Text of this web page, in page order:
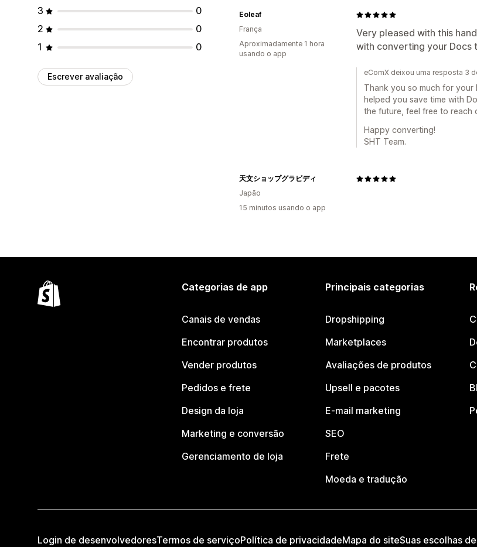
3
0
2
0
1
0
Escrever avaliação
Very pleased with this
with converting your Docs
Eoleaf
França
Aproximadamente 1 hora
usando o app
eComX deixou uma resposta 3
Thank you so much for your
helped you save time with
the future, feel free to reach
Happy converting!
SHT Team.
天文ショップグラビディ
Japão
15 minutos usando o app
Categorias de app
Canais de vendas
Encontrar produtos
Vender produtos
Pedidos e frete
Design da loja
Marketing e conversão
Gerenciamento de loja
Principais categorias
Dropshipping
Marketplaces
Avaliações de produtos
Upsell e pacotes
E-mail marketing
SEO
Frete
Moeda e tradução
Login de desenvolvedoresTermos de serviçoPolítica de privacidadeMapa do siteSuas escolhas